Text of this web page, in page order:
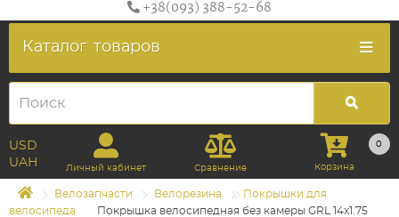
+38(093) 388-52-68
Каталог товаров
USD
UAH
Личный кабинет Сравнение
0
Корзина
Велозапчасти Велорезина
Покрышки для
велосипеда
Покрышка велосипедная без камеры GRL 14x1.75